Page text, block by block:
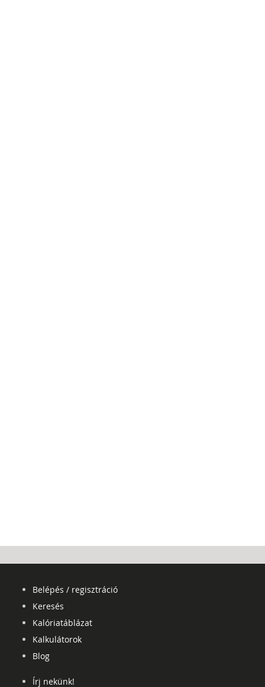
Belépés / regisztráció
Keresés
Kalóriatáblázat
Kalkulátorok
Blog
Írj nekünk!